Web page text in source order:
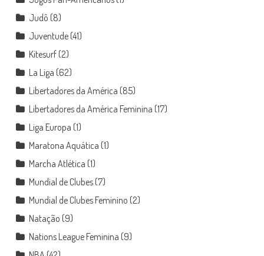
Judô (8)
Juventude(41)
Kitesurf(2)
La Liga (62)
Libertadores da América (85)
Libertadores da América Feminina (17)
Liga Europa (1)
Maratona Aquática (1)
Marcha Atlética (1)
Mundial de Clubes(7)
Mundial de Clubes Feminino (2)
Natação (9)
Nations League Feminina (9)